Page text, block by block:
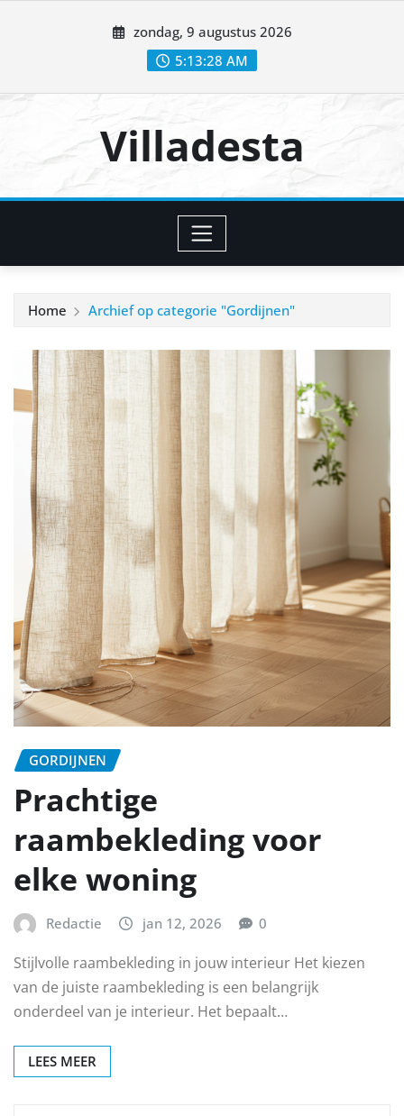
zondag, 9 augustus 2026
5:13:29 AM
Villadesta
Home Archief op categorie "Gordijnen"
GORDIJNEN
Prachtige
raambekleding voor
elke woning
Redactie jan 12, 2026 0
Stijlvolle raambekleding in jouw interieur Het kiezen
van de juiste raambekleding is een belangrijk
onderdeel van je interieur. Het bepaalt…
LEES MEER